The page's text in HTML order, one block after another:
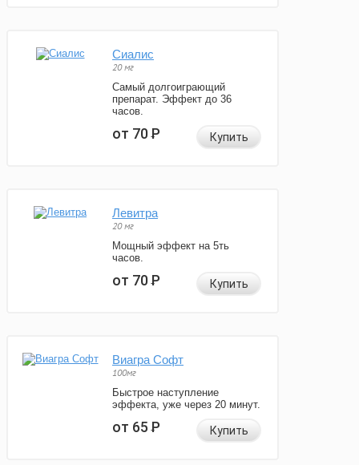
Сиалис
20 мг
Самый долгоиграющий
препарат. Эффект до 36
часов.
от 70Р Купить
Левитра
20 мг
Мощный эффект на 5ть
часов.
от 70Р Купить
Виагра Софт
100мг
Быстрое наступление
эффекта, уже через 20 минут.
от 65Р Купить